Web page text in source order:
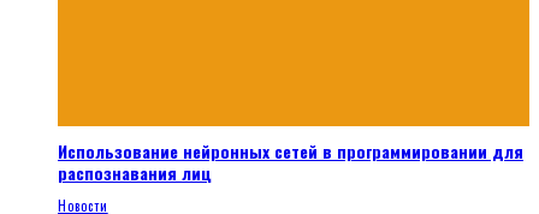
Использование нейронных сетей в программировании для
распознавания лиц
Новости